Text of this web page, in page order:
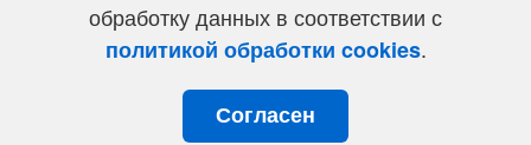
обработку данных в соответствии с
политикой обработки cookies.
Согласен
Свидетельство о регистрации СМИ Эл № ФС 77-39848, выдано
Федеральной службой по надзору в сфере связи,
информационных технологий и массовых коммуникаций